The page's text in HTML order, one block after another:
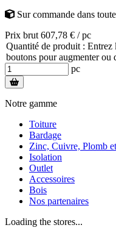
Sur commande dans
Prix brut 607,78 € / pc
Quantité de produit : Entrez
boutons pour augmenter ou
pc
Notre gamme
Toiture
Bardage
Zinc, Cuivre, Plomb
Isolation
Outlet
Accessoires
Bois
Nos partenaires
Loading the stores...